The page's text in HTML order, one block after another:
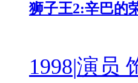
狮子王2:辛巴的
1998|演员